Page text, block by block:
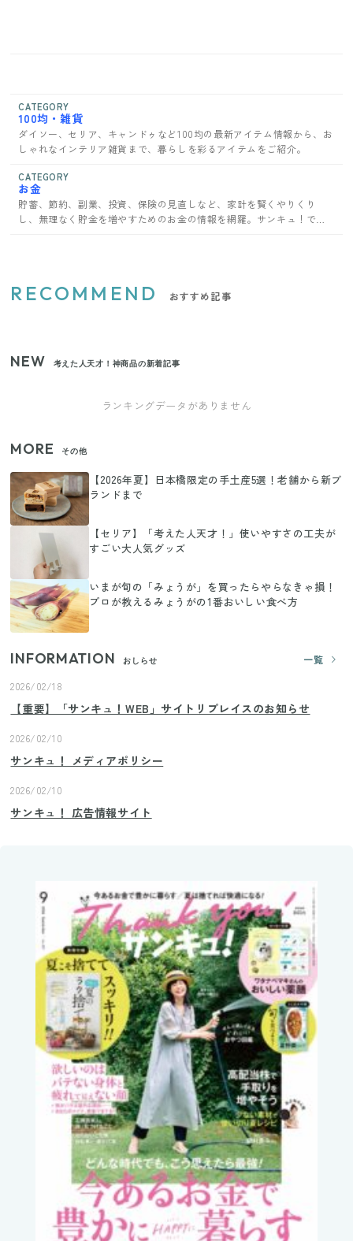
CATEGORY
100均・雑貨
ダイソー、セリア、キャンドゥなど100均の最新アイテム情報から、お
しゃれなインテリア雑貨まで、暮らしを彩るアイテムをご紹介。
CATEGORY
お金
貯蓄、節約、副業、投資、保険の見直しなど、家計を賢くやりくり
し、無理なく貯金を増やすためのお金の情報を網羅。サンキュ！で家
RECOMMEND おすすめ記事
NEW 考えた人天才！神商品の新着記事
ランキングデータがありません
MORE その他
【2026年夏】日本橋限定の手土産5選！老舗から新ブ
ランドまで
【セリア】「考えた人天才！」使いやすさの工夫が
すごい大人気グッズ
いまが旬の「みょうが」を買ったらやらなきゃ損！
プロが教えるみょうがの1番おいしい食べ方
INFORMATION おしらせ
一覧
2026/02/18
【重要】「サンキュ！WEB」サイトリプレイスのお知らせ
2026/02/10
サンキュ！ メディアポリシー
2026/02/10
サンキュ！ 広告情報サイト